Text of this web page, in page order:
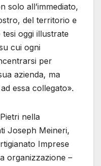
solo all’immediato,
del territorio e
oggi illustrate
cui ogni
per
azienda, ma
essa collegato».
nella
Joseph Meineri,
Imprese
organizzazione –